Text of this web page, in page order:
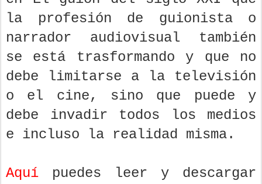
la profesión de guionista o
narrador audiovisual también
se está trasformando y que no
debe limitarse a la televisión
o el cine, sino que puede y
debe invadir todos los medios
e incluso la realidad misma.
Aquí puedes leer y descargar